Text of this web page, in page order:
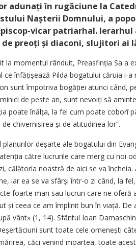
adunați în rugăciune la
Nașterii Domnului, a
vicar patriarhal.
preoți și diaconi, slujitori ai
la momentul rânduit, Preasfinția Sa a
ce înfățișează Pilda bogatului căruia i-
sunt împotriva bogăției atunci când,
de peste an, sunt nevoiți să
poate înălța, la fel cum poate coborî
chivernisirea și de atitudinea lor”.
deșarte ale bogatului din
către lucrurile care merg cu noi
călătoria noastră de aici se va
iar ea se va sfârși într-o zi când, la
foarte mari sau lucruri care ne oferă
și ceea ce am împlinit bun în viață. De
vânt» (1, 14). Sfântul Ioan
sunt toate cele omenești
căci venind moartea, toate